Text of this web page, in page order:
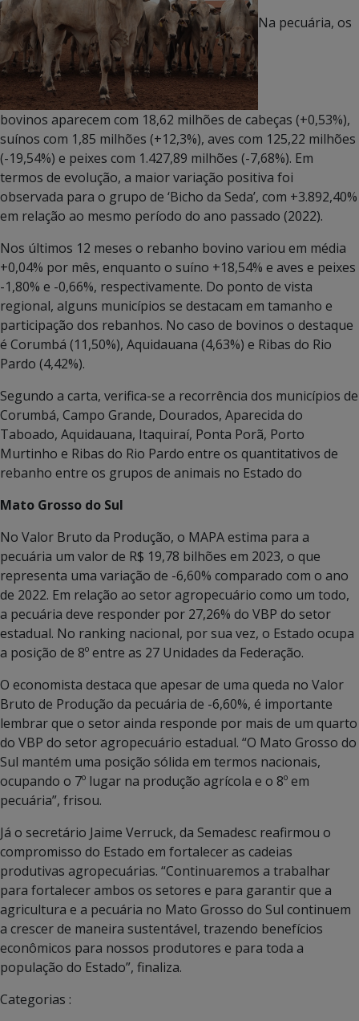
Na pecuária, os
bovinos aparecem com 18,62 milhões de cabeças (+0,53%),
suínos com 1,85 milhões (+12,3%), aves com 125,22 milhões
(-19,54%) e peixes com 1.427,89 milhões (-7,68%). Em
termos de evolução, a maior variação positiva foi
observada para o grupo de ‘Bicho da Seda’, com +3.892,40%
em relação ao mesmo período do ano passado (2022).
Nos últimos 12 meses o rebanho bovino variou em média
+0,04% por mês, enquanto o suíno +18,54% e aves e peixes
-1,80% e -0,66%, respectivamente. Do ponto de vista
regional, alguns municípios se destacam em tamanho e
participação dos rebanhos. No caso de bovinos o destaque
é Corumbá (11,50%), Aquidauana (4,63%) e Ribas do Rio
Pardo (4,42%).
Segundo a carta, verifica-se a recorrência dos municípios de
Corumbá, Campo Grande, Dourados, Aparecida do
Taboado, Aquidauana, Itaquiraí, Ponta Porã, Porto
Murtinho e Ribas do Rio Pardo entre os quantitativos de
rebanho entre os grupos de animais no Estado do
Mato Grosso do Sul
No Valor Bruto da Produção, o MAPA estima para a
pecuária um valor de R$ 19,78 bilhões em 2023, o que
representa uma variação de -6,60% comparado com o ano
de 2022. Em relação ao setor agropecuário como um todo,
a pecuária deve responder por 27,26% do VBP do setor
estadual. No ranking nacional, por sua vez, o Estado ocupa
a posição de 8º entre as 27 Unidades da Federação.
O economista destaca que apesar de uma queda no Valor
Bruto de Produção da pecuária de -6,60%, é importante
lembrar que o setor ainda responde por mais de um quarto
do VBP do setor agropecuário estadual. “O Mato Grosso do
Sul mantém uma posição sólida em termos nacionais,
ocupando o 7º lugar na produção agrícola e o 8º em
pecuária”, frisou.
Já o secretário Jaime Verruck, da Semadesc reafirmou o
compromisso do Estado em fortalecer as cadeias
produtivas agropecuárias. “Continuaremos a trabalhar
para fortalecer ambos os setores e para garantir que a
agricultura e a pecuária no Mato Grosso do Sul continuem
a crescer de maneira sustentável, trazendo benefícios
econômicos para nossos produtores e para toda a
população do Estado”, finaliza.
Categorias :